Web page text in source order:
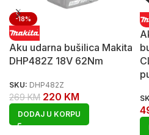
-18%
Aku udarna bušilica Makita
DHP482Z 18V 62Nm
SKU: DHP482Z
269KM 220 KM
DODAJ U KORPU